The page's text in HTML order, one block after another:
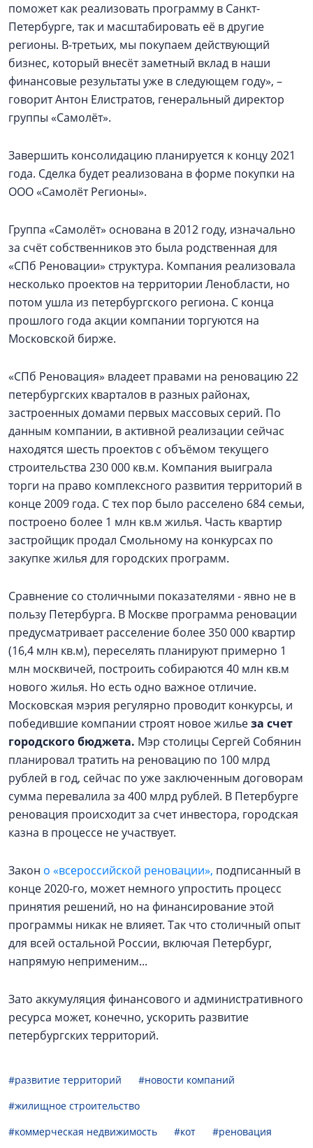
поможет как реализовать программу в Санкт-
Петербурге, так и масштабировать её в другие
регионы. В-третьих, мы покупаем действующий
бизнес, который внесёт заметный вклад в наши
финансовые результаты уже в следующем году», –
говорит Антон Елистратов, генеральный директор
группы «Самолёт».
Завершить консолидацию планируется к концу 2021
года. Сделка будет реализована в форме покупки на
ООО «Самолёт Регионы».
Группа «Самолёт» основана в 2012 году, изначально
за счёт собственников это была родственная для
«СПб Реновации» структура. Компания реализовала
несколько проектов на территории Ленобласти, но
потом ушла из петербургского региона. С конца
прошлого года акции компании торгуются на
Московской бирже.
«СПб Реновация» владеет правами на реновацию 22
петербургских кварталов в разных районах,
застроенных домами первых массовых серий. По
данным компании, в активной реализации сейчас
находятся шесть проектов с объёмом текущего
строительства 230 000 кв.м. Компания выиграла
торги на право комплексного развития территорий в
конце 2009 года. С тех пор было расселено 684 семьи,
построено более 1 млн кв.м жилья. Часть квартир
застройщик продал Смольному на конкурсах по
закупке жилья для городских программ.
Сравнение со столичными показателями - явно не в
пользу Петербурга. В Москве программа реновации
предусматривает расселение более 350 000 квартир
(16,4 млн кв.м), переселять планируют примерно 1
млн москвичей, построить собираются 40 млн кв.м
нового жилья. Но есть одно важное отличие.
Московская мэрия регулярно проводит конкурсы, и
победившие компании строят новое жильеза счет
городского бюджета. Мэр столицы Сергей Собянин
планировал тратить на реновацию по 100 млрд
рублей в год, сейчас по уже заключенным договорам
сумма перевалила за 400 млрд рублей. В Петербурге
реновация происходит за счет инвестора, городская
казна в процессе не участвует.
Закон о «всероссийской реновации», подписанный в
конце 2020-го, может немного упростить процесс
принятия решений, но на финансирование этой
программы никак не влияет. Так что столичный опыт
для всей остальной России, включая Петербург,
напрямую неприменим...
Зато аккумуляция финансового и административного
ресурса может, конечно, ускорить развитие
петербургских территорий.
#развитие территорий
#новости компаний
#жилищное строительство
#коммерческая недвижимость
#кот #реновация